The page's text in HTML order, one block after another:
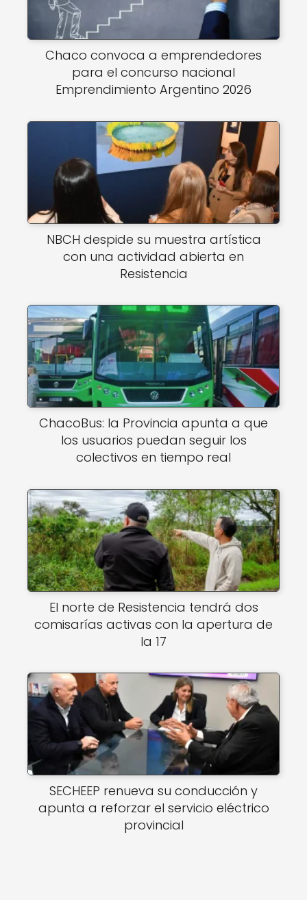
Chaco convoca a emprendedores
para el concurso nacional
Emprendimiento Argentino 2026
NBCH despide su muestra artística
con una actividad abierta en
Resistencia
ChacoBus: la Provincia apunta a que
los usuarios puedan seguir los
colectivos en tiempo real
El norte de Resistencia tendrá dos
comisarías activas con la apertura de
la 17
SECHEEP renueva su conducción y
apunta a reforzar el servicio eléctrico
provincial